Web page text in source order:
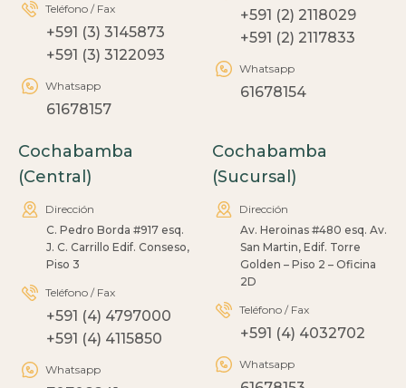
Teléfono / Fax
+591 (3) 3145873
+591 (3) 3122093
Whatsapp
61678157
+591 (2) 2118029
+591 (2) 2117833
Whatsapp
61678154
Cochabamba
(Central)
Dirección
C. Pedro Borda #917 esq.
J. C. Carrillo Edif. Conseso,
Piso 3
Teléfono / Fax
+591 (4) 4797000
+591 (4) 4115850
Whatsapp
Cochabamba
(Sucursal)
Dirección
Av. Heroinas #480 esq. Av.
San Martin, Edif. Torre
Golden – Piso 2 – Oficina
2D
Teléfono / Fax
+591 (4) 4032702
Whatsapp